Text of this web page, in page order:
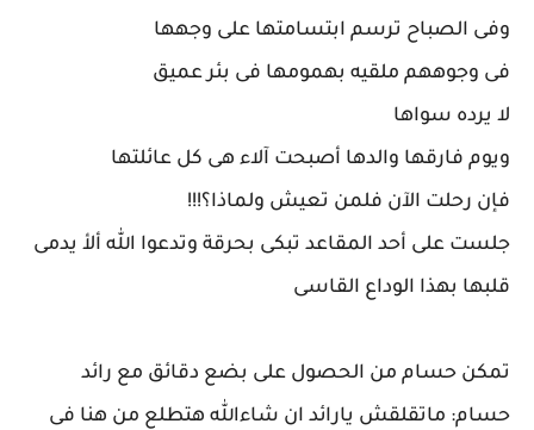
وفى الصباح ترسم ابتسامتها على وجهها
فى وجوههم ملقيه بهمومها فى بئر عميق
لا يرده سواها
ويوم فارقها والدها أصبحت آلاء هى كل عائلتها
فإن رحلت الآن فلمن تعيش ولماذا؟!!!
جلست على أحد المقاعد تبكى بحرقة وتدعوا الله ألأ يدمى
قلبها بهذا الوداع القاسى
تمكن حسام من الحصول على بضع دقائق مع رائد
حسام: ماتقلقش يارائد ان شاءالله هتطلع من هنا فى